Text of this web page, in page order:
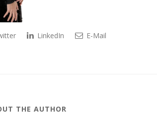
LinkedIn E-Mail
THE AUTHOR